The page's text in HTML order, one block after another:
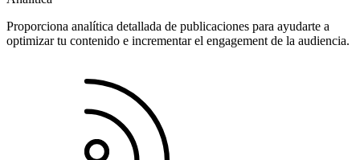
Proporciona analítica detallada de publicaciones para ayudarte a
optimizar tu contenido e incrementar el engagement de la audiencia.